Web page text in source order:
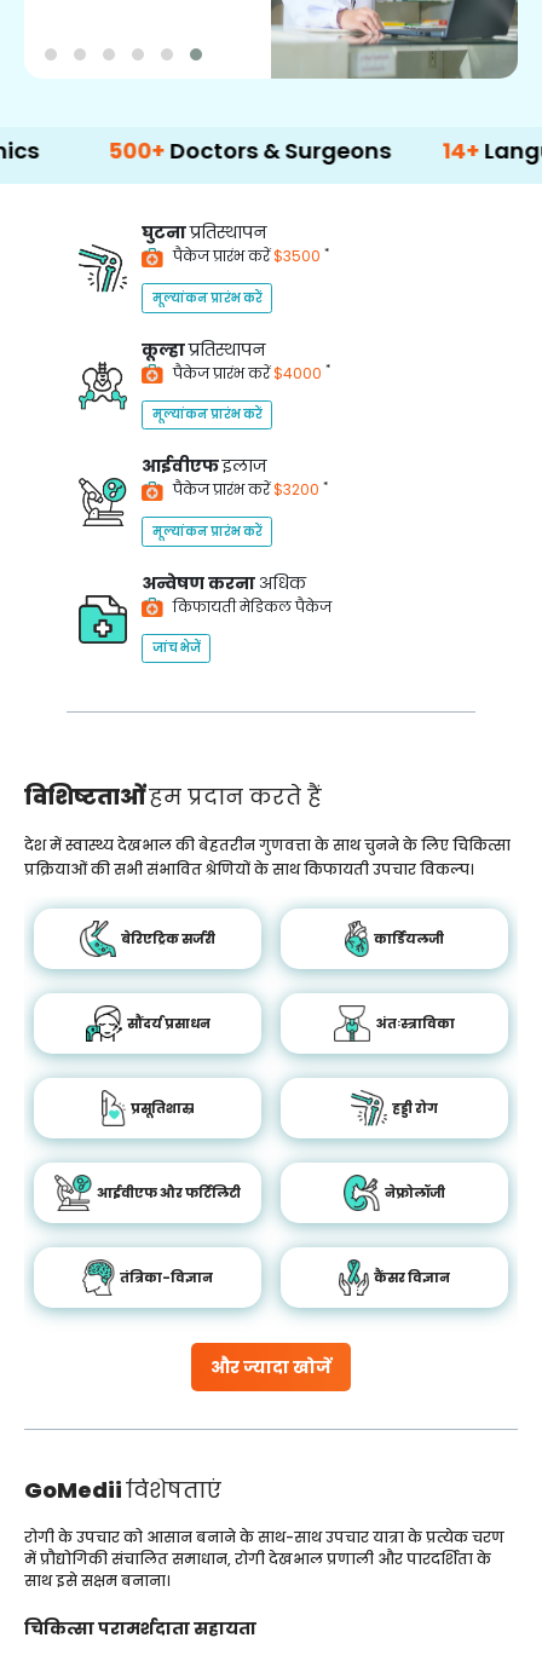
500+ Doctors & Surgeons 14+ Language
घुटनाप्रतिस्थापन
पैकेज प्रारंभ करें$3500 *
मूल्यांकन प्रारंभ करें
कूल्हाप्रतिस्थापन
पैकेज प्रारंभ करें$4000 *
मूल्यांकन प्रारंभ करें
आईवीएफइलाज
पैकेज प्रारंभ करें$3200 *
मूल्यांकन प्रारंभ करें
अन्वेषण करना अधिक
किफायती मेडिकल पैकेज
जांच भेजें
विशिष्टताओंहम प्रदान करते हैं
और ज्यादा खोजें
देश में स्वास्थ्य देखभाल की बेहतरीन गुणवत्ता के साथ चुनने के लिए चिकित्सा
प्रक्रियाओं की सभी संभावित श्रेणियों के साथ किफायती उपचार विकल्प।
बेरिएट्रिक सर्जरी कार्डियलजी
सौंदर्य प्रसाधन अंतःस्त्राविका
प्रसूतिशास्र हड्डी रोग
आईवीएफ और फर्टिलिटी नेफ्रोलॉजी
तंत्रिका-विज्ञान कैंसर विज्ञान
GoMediiविशेषताएं
रोगी के उपचार को आसान बनाने के साथ-साथ उपचार यात्रा के प्रत्येक चरण
में प्रौद्योगिकी संचालित समाधान, रोगी देखभाल प्रणाली और पारदर्शिता के
साथ इसे सक्षम बनाना।
चिकित्सा परामर्शदाता सहायता